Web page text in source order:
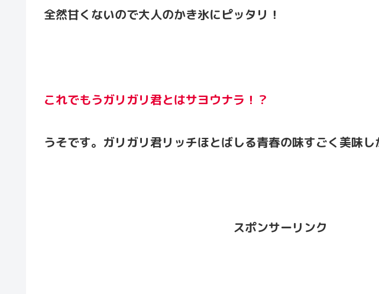
全然甘くないので大人のかき氷にピッタリ！
これでもうガリガリ君とはサヨウナラ！？
うそです。ガリガリ君リッチほとばしる青春の味すごく美味し
スポンサーリンク